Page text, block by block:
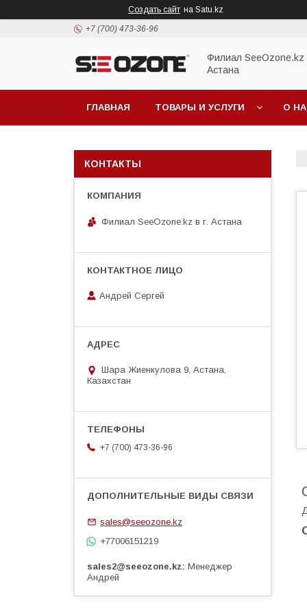
Создать сайт на Satu.kz
+7 (700) 473-36-96
Филиал SeeOzone.kz
Астана
ГЛАВНАЯ ТОВАРЫ И УСЛУГИ О
КОНТАКТЫ
Филиал SeeOzone.kz в г. Астана
Андрей Сергей
Шара Жиенкулова 9, Астана,
Казахстан
+7 (700) 473-36-96
sales@seeozone.kz
+77006151219
sales2@seeozone.kz Менеджер
Андрей